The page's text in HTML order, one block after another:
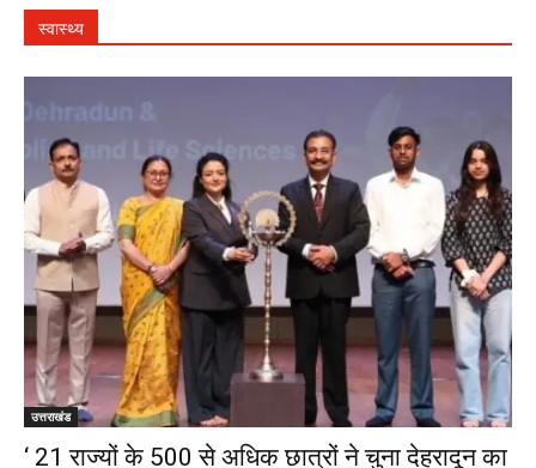
स्वास्थ्य
उत्तराखंड
‘ 21 राज्यों के 500 से अधिक छात्रों ने चुना देहरादून का